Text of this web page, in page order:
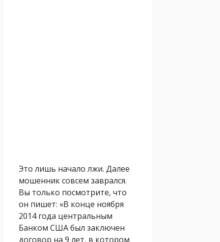
Это лишь начало лжи. Далее
мошенник совсем заврался.
Вы только посмотрите, что
он пишет: «В конце ноября
2014 года центральным
Банком США был заключен
договор на 9 лет, в котором